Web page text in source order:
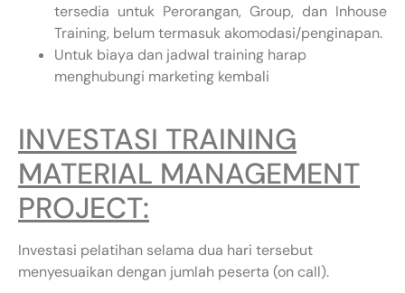
tersedia untuk Perorangan, Group, dan Inhouse
Training, belum termasuk akomodasi/penginapan.
Untuk biaya dan jadwal training harap
menghubungi marketing kembali
INVESTASI TRAINING
MATERIAL MANAGEMENT
PROJECT:
Investasi pelatihan selama dua hari tersebut
menyesuaikan dengan jumlah peserta (on call).